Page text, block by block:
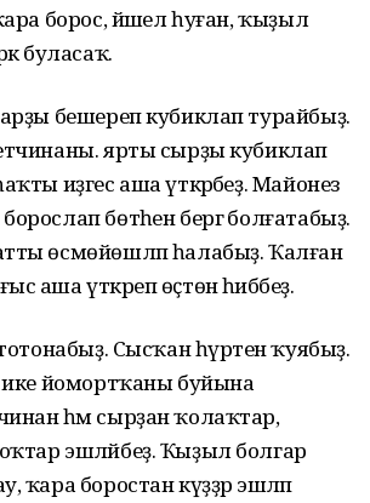
борос, йәшел һуған, ҡыҙыл
буласаҡ.
бешереп кубиклап турайбыҙ.
ярты сырҙы кубиклап
иҙгес аша үткәрәбеҙ. Майонез
бөтәһен бергә болғатабыҙ.
өсмөйөшләп һалабыҙ. Ҡалған
аша үткәреп өҫтөнә һибәбеҙ.
тотонабыҙ. Сысҡан һүрәтен ҡуябыҙ.
ике йомортҡаны буйына
һәм сырҙан ҡолаҡтар,
эшләйбеҙ. Ҡыҙыл болгар
ҡара боростан күҙҙәр эшләп